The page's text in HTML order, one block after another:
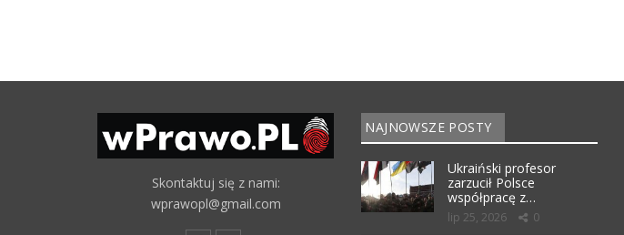
Skontaktuj się z nami:
wprawopl@gmail.com
NAJNOWSZE POSTY
Ukraiński profesor
zarzucił Polsce
współpracę z…
lip 25, 2026 0